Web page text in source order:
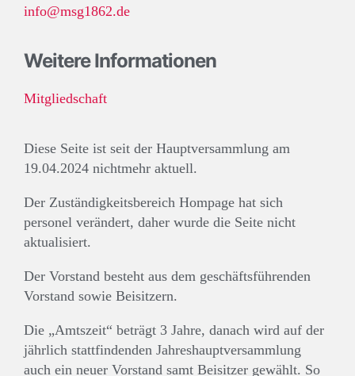
info@msg1862.de
Weitere Informationen
Mitgliedschaft
Diese Seite ist seit der Hauptversammlung am
19.04.2024 nichtmehr aktuell.
Der Zuständigkeitsbereich Hompage hat sich
personel verändert, daher wurde die Seite nicht
aktualisiert.
Der Vorstand besteht aus dem geschäftsführenden
Vorstand sowie Beisitzern.
Die „Amtszeit“ beträgt 3 Jahre, danach wird auf der
jährlich stattfindenden Jahreshauptversammlung
auch ein neuer Vorstand samt Beisitzer gewählt. So